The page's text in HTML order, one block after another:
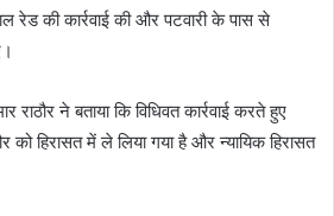
रेड की कार्रवाई की और पटवारी के पास से
राठौर ने बताया कि विधिवत कार्रवाई करते हुए
को हिरासत में ले लिया गया है और न्यायिक हिरासत